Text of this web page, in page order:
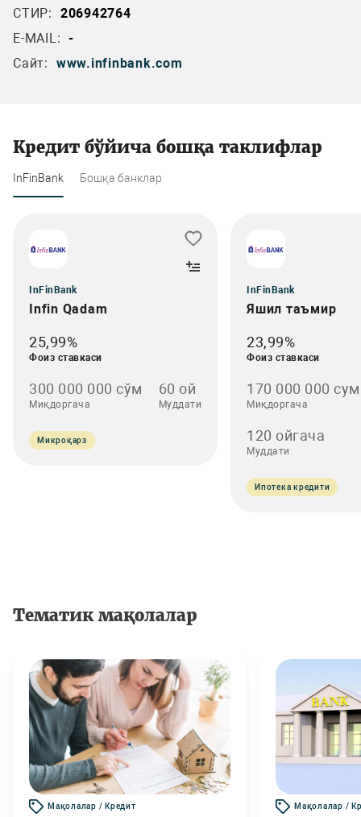
СТИР:
206942764
E-MAIL: -
Сайт:
www.infinbank.com
Кредит бўйича бошқа таклифлар
InFinBank Бошқа банклар
InFinBank
Infin Qadam
25,99%
Фоиз ставкаси
300 000 000 сўм
Миқдоргача
60 ой
Муддати
Микроқарз
InFinBank
Яшил таъмир
23,99%
Фоиз ставкаси
170 000 000 сум
Миқдоргача
120 ойгача
Муддати
Ипотека кредити
Тематик мақолалар
Мақолалар / Кредит Мақолалар /